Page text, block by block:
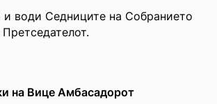
и води Седниците на Собранието
на Вице Амбасадорот